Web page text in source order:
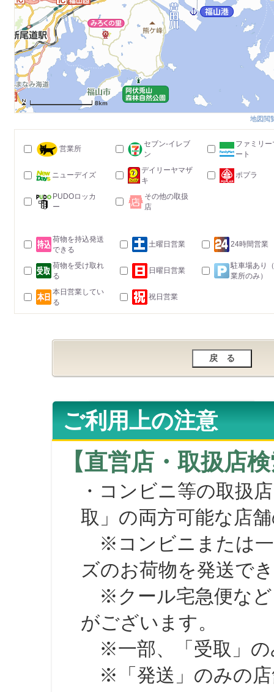
8km
地図閲
営業所
セブン-イレブ
ン
ファミリー
ート
ニューデイズ
デイリーヤマザ
キ
ポプラ
PUDOロッカ
ー
その他の取扱
店
荷物を持込発送
できる
土曜日営業 24時間営業
荷物を受け取れ
る
日曜日営業
駐車場あり
業所のみ）
本日営業してい
る
祝日営業
ご利用上の注意
【直営店・取扱店
・コンビニ等の取扱
取」の両方可能な店
※コンビニまたは一
ズのお荷物を発送で
※クール宅急便など
がございます。
※一部、「受取」の
※「発送」のみの店